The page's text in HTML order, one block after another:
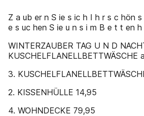
Z a ub er n S ie s ic h I h r s c hön
e s uc hen S ie u n s i m B e t t en h
WINTERZAUBER TAG U N D
KUSCHELFLANELLBETTWÄSCHE
3.
2. KISSENHÜLLE 14,95
4. WOHNDECKE 79,95